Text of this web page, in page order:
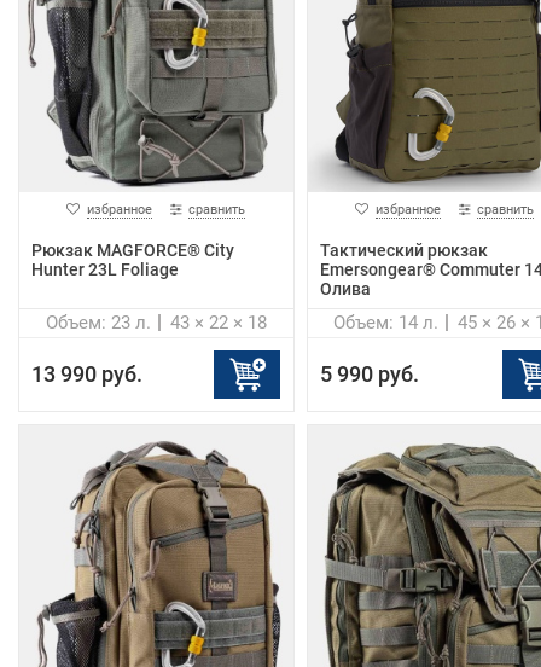
избранное сравнить
Рюкзак MAGFORCE® City
Hunter 23L Foliage
43 × 22 × 18
Объем: 23 л.
13 990 руб.
избранное сравнить
Тактический рюкзак
Emersongear® Commuter
Олива
45 × 26 ×
Объем: 14 л.
5 990 руб.